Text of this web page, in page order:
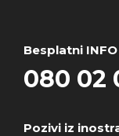
Besplatni
080 02
Pozivi iz